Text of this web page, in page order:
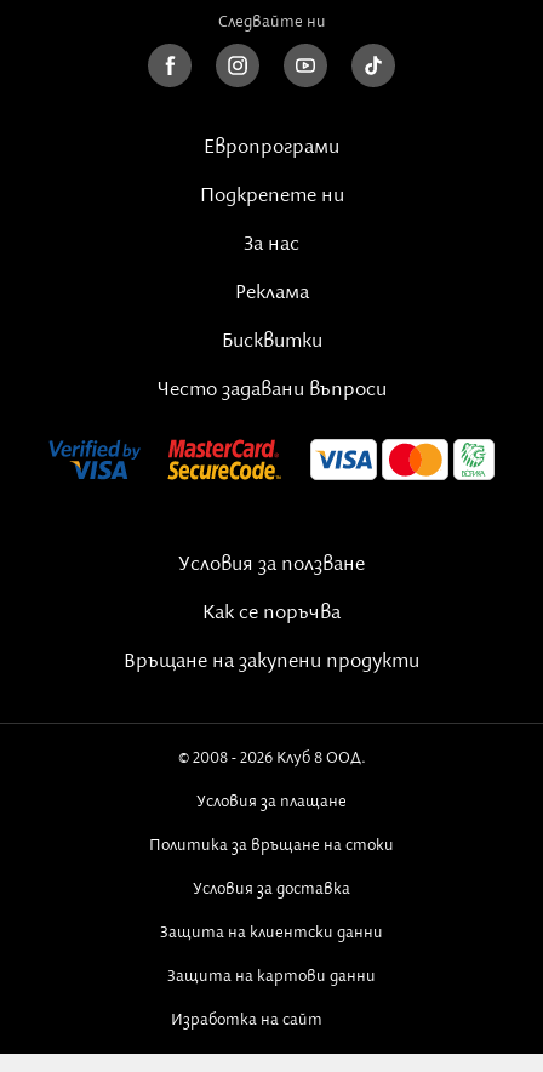
Следвайте ни
Европрограми
Подкрепете ни
За нас
Реклама
Бисквитки
Често задавани въпроси
Условия за ползване
Как се поръчва
Връщане на закупени продукти
© 2008 - 2026 Клуб 8 ООД.
Условия за плащане
Политика за връщане на стоки
Условия за доставка
Защита на клиентски данни
Защита на картови данни
Изработка на сайт